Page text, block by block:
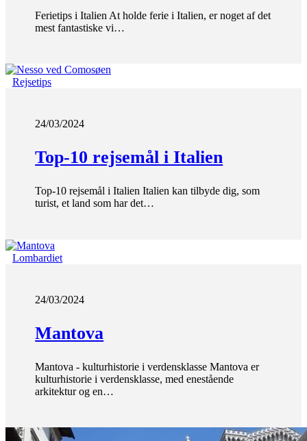
Ferietips i Italien At holde ferie i Italien, er noget af det
mest fantastiske vi…
Rejsetips
24/03/2024
Top-10 rejsemål i Italien
Top-10 rejsemål i Italien Italien kan tilbyde dig, som
turist, et land som har det…
Lombardiet
24/03/2024
Mantova
Mantova - kulturhistorie i verdensklasse Mantova er
kulturhistorie i verdensklasse, med enestående
arkitektur og en…